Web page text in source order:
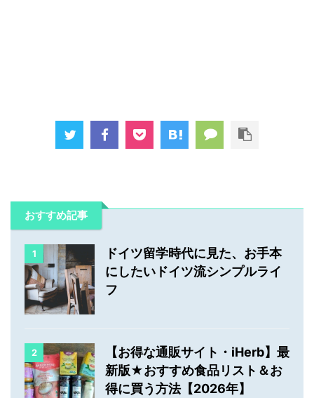
おすすめ記事
1
ドイツ留学時代に見た、お手本
にしたいドイツ流シンプルライ
フ
2
【お得な通販サイト・iHerb】最
新版★おすすめ食品リスト＆お
得に買う方法【2026年】